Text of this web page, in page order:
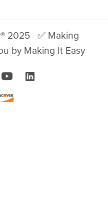
2025
✅ Making
by Making It Easy